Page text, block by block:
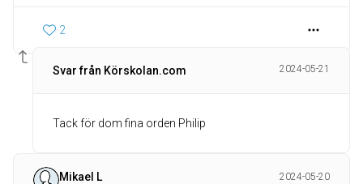
2
Svar från Körskolan.com 2024-05-21
Tack för dom fina orden Philip
Mikael L
2024-05-20